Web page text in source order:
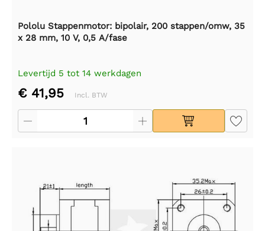
Pololu Stappenmotor: bipolair, 200 stappen/omw, 35
x 28 mm, 10 V, 0,5 A/fase
Levertijd 5 tot 14 werkdagen
€ 41,95 Incl. BTW